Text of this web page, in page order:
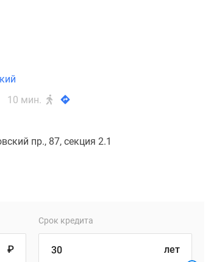
10 мин.
пр., 87, секция 2.1
₽
Срок кредита
лет